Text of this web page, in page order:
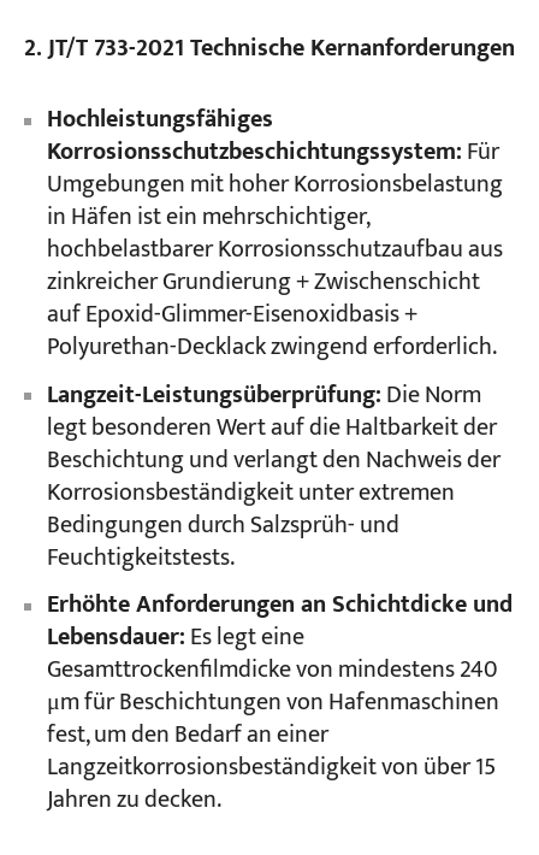
2. JT/T 733-2021 Technische Kernanforderungen
Hochleistungsfähiges
Korrosionsschutzbeschichtungssystem:Für
Umgebungen mit hoher Korrosionsbelastung
in Häfen ist ein mehrschichtiger,
hochbelastbarer Korrosionsschutzaufbau aus
zinkreicher Grundierung + Zwischenschicht
auf Epoxid-Glimmer-Eisenoxidbasis +
Polyurethan-Decklack zwingend erforderlich.
Langzeit-Leistungsüberprüfung:Die Norm
legt besonderen Wert auf die Haltbarkeit der
Beschichtung und verlangt den Nachweis der
Korrosionsbeständigkeit unter extremen
Bedingungen durch Salzsprüh- und
Feuchtigkeitstests.
Erhöhte Anforderungen an Schichtdicke und
Lebensdauer:Es legt eine
Gesamttrockenfilmdicke von mindestens 240
μm für Beschichtungen von Hafenmaschinen
fest, um den Bedarf an einer
Langzeitkorrosionsbeständigkeit von über 15
Jahren zu decken.